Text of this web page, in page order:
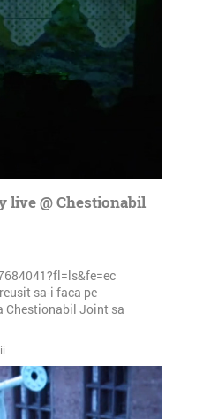
live @ Chestionabil
sa-i faca pe
Chestionabil Joint sa